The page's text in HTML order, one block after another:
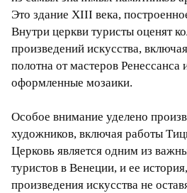
Это здание XIII века,
Внутри церкви туристы оценят
произведений искусства,
полотна от мастеров Ренессанса
оформленные мозаики.
Особое внимание уделено
художников, включая работы
Церковь является одним из
туристов в Венеции, и ее
произведения искусства не